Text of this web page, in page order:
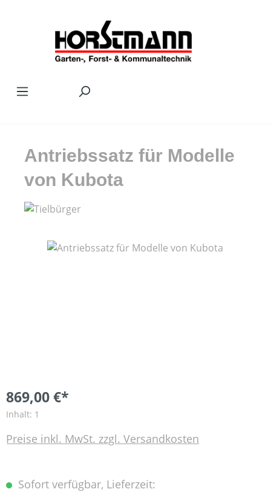
Antriebssatz für Modelle
von Kubota
Bildergalerie überspringen
869,00 €*
Inhalt: 1
Preise inkl. MwSt. zzgl. Versandkosten
Sofort verfügbar, Lieferzeit: